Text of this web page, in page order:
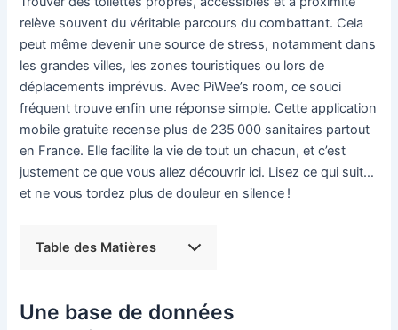
relève souvent du véritable parcours du combattant. Cela
peut même devenir une source de stress, notamment dans
les grandes villes, les zones touristiques ou lors de
déplacements imprévus. Avec PiWee’s room, ce souci
fréquent trouve enfin une réponse simple. Cette application
mobile gratuite recense plus de 235 000 sanitaires partout
en France. Elle facilite la vie de tout un chacun, et c’est
justement ce que vous allez découvrir ici. Lisez ce qui suit…
et ne vous tordez plus de douleur en silence !
Table des Matières
Une base de données